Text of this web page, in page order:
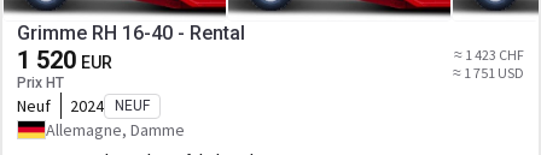
Grimme RH 16-40 - Rental
1 520 EUR
Prix HT
≈ 1 423 CHF
≈ 1 751 USD
Neuf 2024 NEUF
Allemagne, Damme